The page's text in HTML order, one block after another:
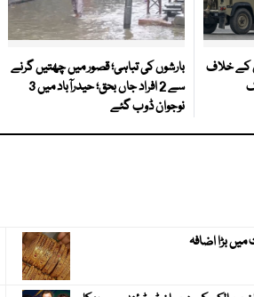
کے خلاف
بارشوں کی تباہی؛ قصور میں چھتیں گرنے
سے 2 افراد جاں بحق؛ حیدرآباد میں 3
نوجوان ڈوب گئے